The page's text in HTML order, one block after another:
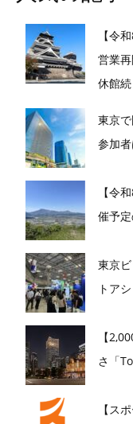
【令
営業
休館
東京
参加
【令
催予
東京
トア
【
さ「
【ス